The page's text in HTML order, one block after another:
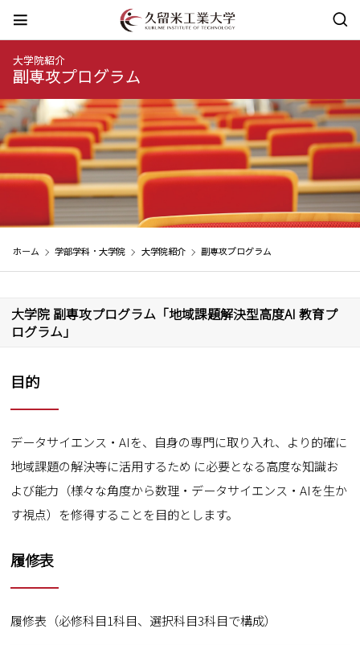
大学院紹介
副専攻プログラム
ホーム 学部学科・大学院 大学院紹介 副専攻プログラム
大学院 副専攻プログラム「地域課題解決型高度AI 教育プ
ログラム」
目的
データサイエンス・AIを、自身の専門に取り入れ、より的確に
地域課題の解決等に活用するため に必要となる高度な知識お
よび能力（様々な角度から数理・データサイエンス・AIを生か
す視点）を修得することを目的とします。
履修表
履修表（必修科目1科目、選択科目3科目で構成）